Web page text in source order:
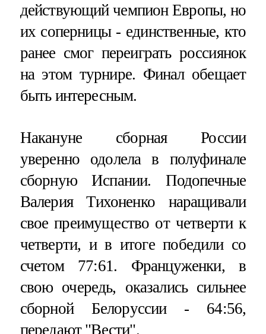
действующий чемпион Европы, но
их соперницы - единственные, кто
ранее смог переиграть россиянок
на этом турнире. Финал обещает
быть интересным.
Накануне сборная России
уверенно одолела в полуфинале
сборную Испании. Подопечные
Валерия Тихоненко наращивали
свое преимущество от четверти к
четверти, и в итоге победили со
счетом 77:61. Француженки, в
свою очередь, оказались сильнее
сборной Белоруссии - 64:56,
передают "Вести".